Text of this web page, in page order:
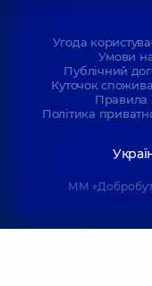
Угода
Умови
Публічний
Куточок
Правила
Політика
ММ